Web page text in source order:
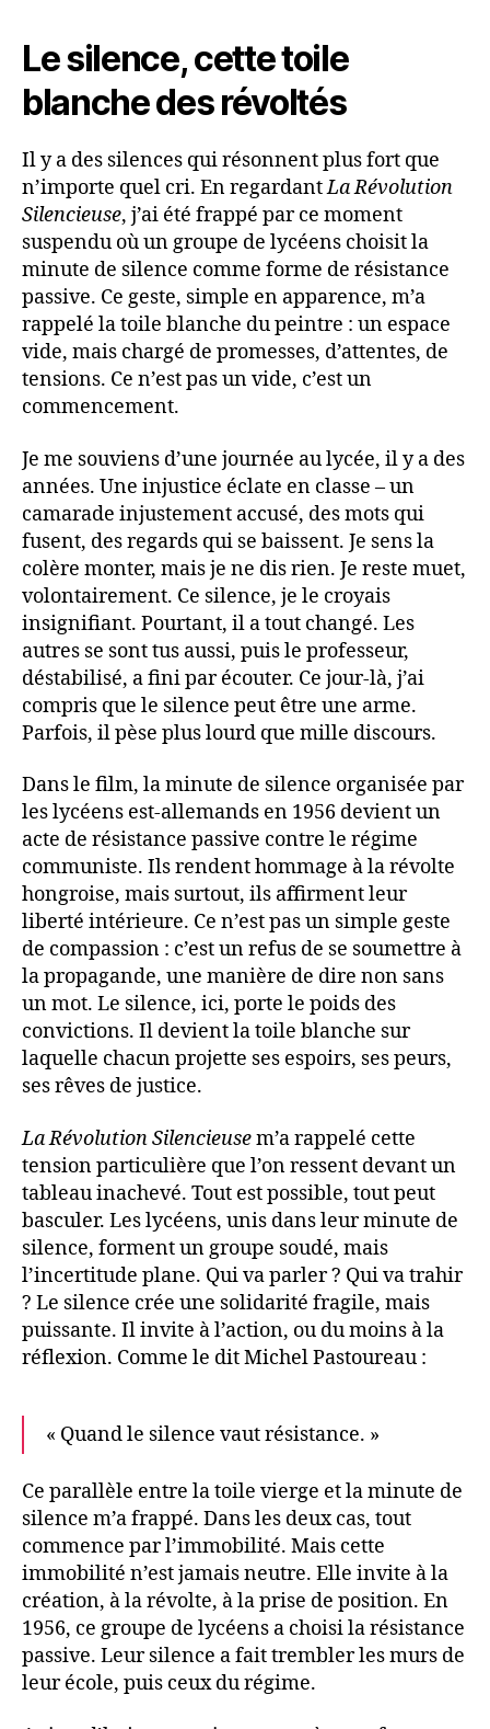
Le silence, cette toile
blanche des révoltés
Il y a des silences qui résonnent plus fort que
n’importe quel cri. En regardantLa Révolution
Silencieuse, j’ai été frappé par ce moment
suspendu où un groupe de lycéens choisit la
minute de silence comme forme de résistance
passive. Ce geste, simple en apparence, m’a
rappelé la toile blanche du peintre : un espace
vide, mais chargé de promesses, d’attentes, de
tensions. Ce n’est pas un vide, c’est un
commencement.
Je me souviens d’une journée au lycée, il y a des
années. Une injustice éclate en classe – un
camarade injustement accusé, des mots qui
fusent, des regards qui se baissent. Je sens la
colère monter, mais je ne dis rien. Je reste muet,
volontairement. Ce silence, je le croyais
insignifiant. Pourtant, il a tout changé. Les
autres se sont tus aussi, puis le professeur,
déstabilisé, a fini par écouter. Ce jour-là, j’ai
compris que le silence peut être une arme.
Parfois, il pèse plus lourd que mille discours.
Dans le film, la minute de silence organisée par
les lycéens est-allemands en 1956 devient un
acte de résistance passive contre le régime
communiste. Ils rendent hommage à la révolte
hongroise, mais surtout, ils affirment leur
liberté intérieure. Ce n’est pas un simple geste
de compassion : c’est un refus de se soumettre à
la propagande, une manière de dire non sans
un mot. Le silence, ici, porte le poids des
convictions. Il devient la toile blanche sur
laquelle chacun projette ses espoirs, ses peurs,
ses rêves de justice.
La Révolution Silencieusem’a rappelé cette
tension particulière que l’on ressent devant un
tableau inachevé. Tout est possible, tout peut
basculer. Les lycéens, unis dans leur minute de
silence, forment un groupe soudé, mais
l’incertitude plane. Qui va parler ? Qui va trahir
? Le silence crée une solidarité fragile, mais
puissante. Il invite à l’action, ou du moins à la
réflexion. Comme le dit Michel Pastoureau :
« Quand le silence vaut résistance. »
Ce parallèle entre la toile vierge et la minute de
silence m’a frappé. Dans les deux cas, tout
commence par l’immobilité. Mais cette
immobilité n’est jamais neutre. Elle invite à la
création, à la révolte, à la prise de position. En
1956, ce groupe de lycéens a choisi la résistance
passive. Leur silence a fait trembler les murs de
leur école, puis ceux du régime.